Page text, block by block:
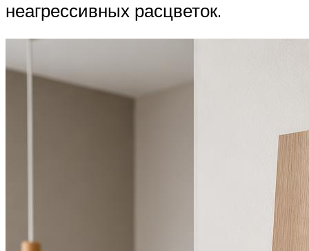
неагрессивных расцветок.